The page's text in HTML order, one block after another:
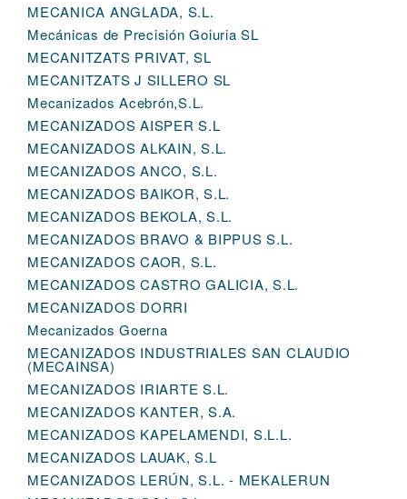
MECANICA ANGLADA, S.L.
Mecánicas de Precisión Goiuria SL
MECANITZATS PRIVAT, SL
MECANITZATS J SILLERO SL
Mecanizados Acebrón,S.L.
MECANIZADOS AISPER S.L
MECANIZADOS ALKAIN, S.L.
MECANIZADOS ANCO, S.L.
MECANIZADOS BAIKOR, S.L.
MECANIZADOS BEKOLA, S.L.
MECANIZADOS BRAVO & BIPPUS S.L.
MECANIZADOS CAOR, S.L.
MECANIZADOS CASTRO GALICIA, S.L.
MECANIZADOS DORRI
Mecanizados Goerna
MECANIZADOS INDUSTRIALES SAN CLAUDIO
(MECAINSA)
MECANIZADOS IRIARTE S.L.
MECANIZADOS KANTER, S.A.
MECANIZADOS KAPELAMENDI, S.L.L.
MECANIZADOS LAUAK, S.L
MECANIZADOS LERÚN, S.L. - MEKALERUN